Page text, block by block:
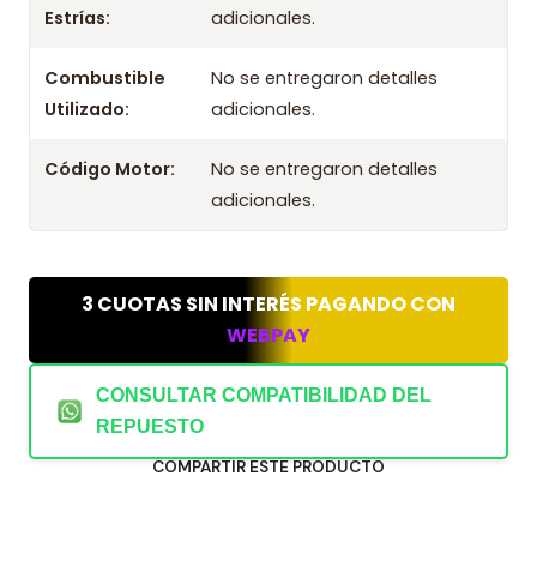
Estrías:
adicionales.
Combustible
Utilizado:
No se entregaron detalles
adicionales.
Código Motor:
No se entregaron detalles
adicionales.
3 CUOTAS SIN INTERÉS PAGANDO CON
WEBPAY
CONSULTAR COMPATIBILIDAD DEL
REPUESTO
COMPARTIR ESTE PRODUCTO